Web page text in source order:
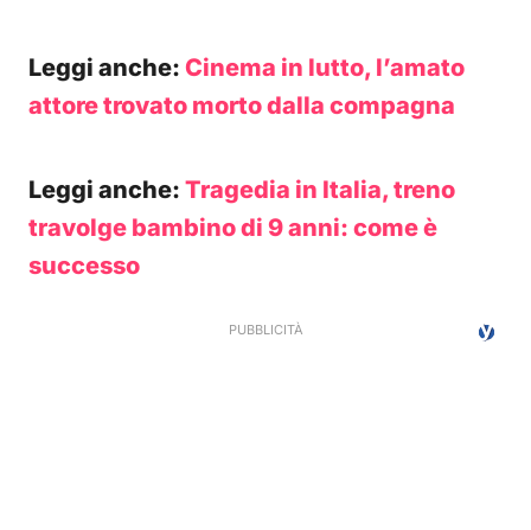
Leggi anche: Cinema in lutto, l’amato
attore trovato morto dalla compagna
Leggi anche: Tragedia in Italia, treno
travolge bambino di 9 anni: come è
successo